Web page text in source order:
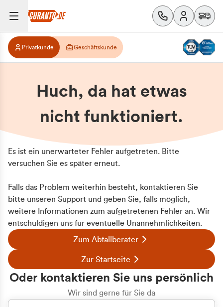
Privatkunde Geschäftskunde
Huch, da hat etwas
nicht funktioniert.
Es ist ein unerwarteter Fehler aufgetreten. Bitte
versuchen Sie es später erneut.
Falls das Problem weiterhin besteht, kontaktieren Sie
bitte unseren Support und geben Sie, falls möglich,
weitere Informationen zum aufgetretenen Fehler an. Wir
entschuldigen uns für eventuelle Unannehmlichkeiten.
Zum Abfallberater
Zur Startseite
Oder kontaktieren Sie uns persönlich
Wir sind gerne für Sie da